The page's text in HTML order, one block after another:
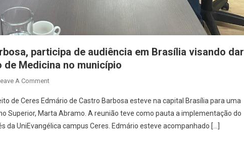
participa de audiência em Brasília visando dar
Medicina no município
A CommentOn
De
Ceres,
Edmário
de Ceres Edmário de Castro Barbosa esteve na capital Brasília para uma
Superior, Marta Abramo. A reunião teve como pauta a implementação do
da UniEvangélica campus Ceres. Edmário esteve acompanhado […]